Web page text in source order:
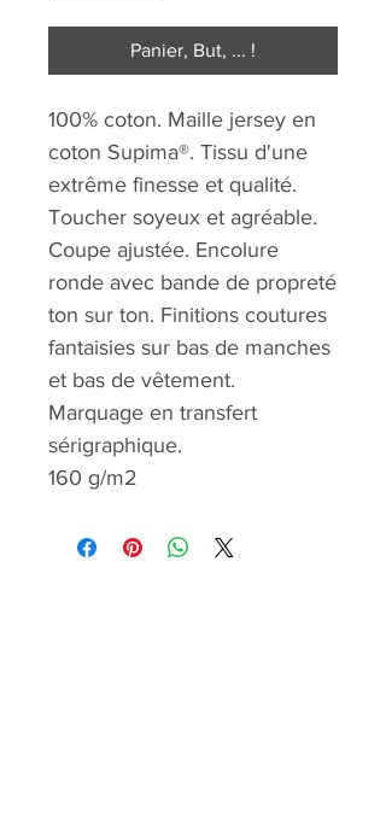
Panier, But, ... !
100% coton. Maille jersey en
coton Supima®. Tissu d'une
extrême finesse et qualité.
Toucher soyeux et agréable.
Coupe ajustée. Encolure
ronde avec bande de propreté
ton sur ton. Finitions coutures
fantaisies sur bas de manches
et bas de vêtement.
Marquage en transfert
sérigraphique.
160 g/m2